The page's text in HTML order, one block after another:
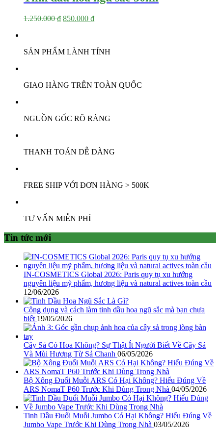
1.250.000₫ Giá
850.000 ₫Giá
850.000 ₫.
SẢN PHẨM LÀNH TÍNH
GIAO HÀNG TRÊN TOÀN QUỐC
NGUỒN GỐC RÕ RÀNG
THANH TOÁN DỄ DÀNG
FREE SHIP VỚI ĐƠN HÀNG > 500K
TƯ VẤN MIỄN PHÍ
Tin tức mới
IN-COSMETICS Global 2026: Paris quy tụ xu hướng
nguyên liệu mỹ phẩm, hương liệu và natural actives toàn cầu
12/06/2026
Công dụng và cách làm tinh dầu hoa ngũ sắc mà bạn chưa
biết 19/05/2026
Cây Sả Có Hoa Không? Sự Thật Ít Người Biết Về Cây Sả
Và Mùi Hương Từ Sả Chanh 06/05/2026
Bộ Xông Đuổi Muỗi ARS Có Hại Không? Hiểu Đúng Về
ARS NomaT P60 Trước Khi Dùng Trong Nhà 04/05/2026
Tinh Dầu Đuổi Muỗi Jumbo Có Hại Không? Hiểu Đúng Về
Jumbo Vape Trước Khi Dùng Trong Nhà 03/05/2026